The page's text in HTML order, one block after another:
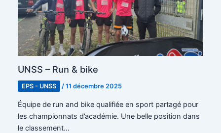
UNSS – Run & bike
EPS - UNSS /11 décembre 2025
Équipe de run and bike qualifiée en sport partagé pour
les championnats d’académie. Une belle position dans
le classement…